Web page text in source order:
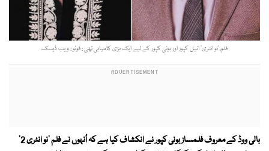
فلم 'نو انٹری' انیل کپور اور بونی کپور کے لیے ایک بڑی کامیابی تھی : فوٹو : ویب ڈیسک
بالی ووڈ کے معروف فلمساز بونی کپور نے انکشاف کیا ہے کہ اُنہوں نے فلم 'نو انٹری 2'